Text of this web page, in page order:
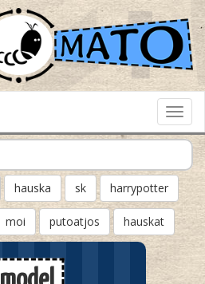
hauska sk harrypotter
moi putoatjos hauskat